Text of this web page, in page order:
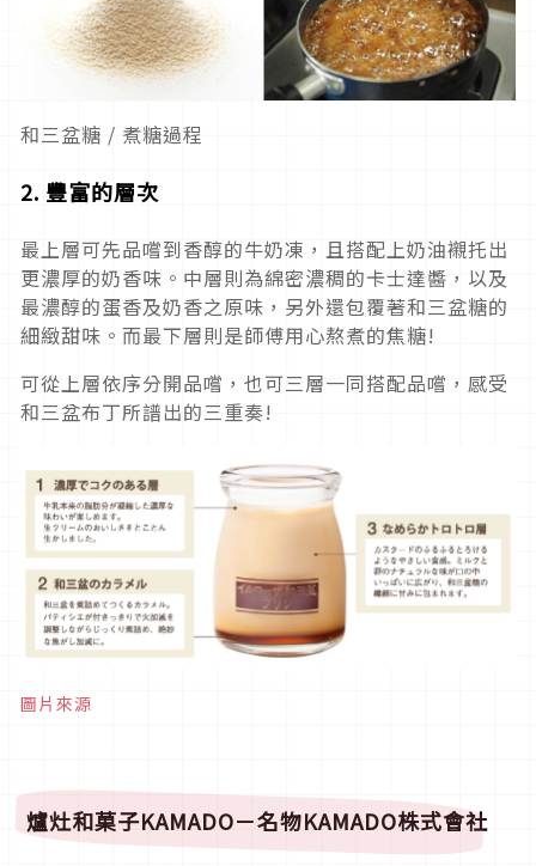
和三盆糖 / 煮糖過程
2. 豐富的層次
最上層可先品嚐到香醇的牛奶凍，且搭配上奶油襯托出
更濃厚的奶香味。中層則為綿密濃稠的卡士達醬，以及
最濃醇的蛋香及奶香之原味，另外還包覆著和三盆糖的
細緻甜味。而最下層則是師傅用心熬煮的焦糖!
可從上層依序分開品嚐，也可三層一同搭配品嚐，感受
和三盆布丁所譜出的三重奏!
圖片來源
爐灶和菓子KAMADO－名物KAMADO株式會社